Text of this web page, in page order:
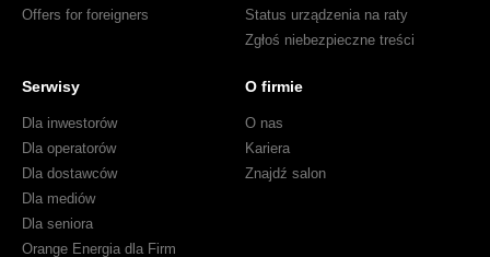
Offers for foreigners
Status urządzenia na raty
Zgłoś niebezpieczne treści
Serwisy
Dla inwestorów
Dla operatorów
Dla dostawców
Dla mediów
Dla seniora
Orange Energia dla Firm
O firmie
O nas
Kariera
Znajdź salon